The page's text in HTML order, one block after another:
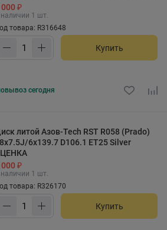
000 ₽
наличии 1 шт.
товара: R316648
Купить
сегодня
литой Азов-Tech RST R058 (Prado)
6x139.7 D106.1 ET25 Silver
000 ₽
наличии 1 шт.
товара: R326170
Купить